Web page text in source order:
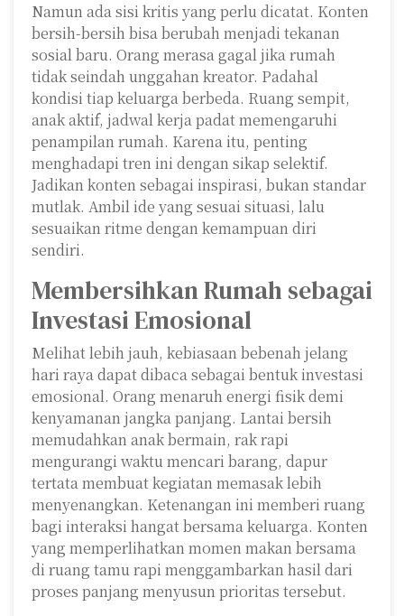
Namun ada sisi kritis yang perlu dicatat. Konten
bersih-bersih bisa berubah menjadi tekanan
sosial baru. Orang merasa gagal jika rumah
tidak seindah unggahan kreator. Padahal
kondisi tiap keluarga berbeda. Ruang sempit,
anak aktif, jadwal kerja padat memengaruhi
penampilan rumah. Karena itu, penting
menghadapi tren ini dengan sikap selektif.
Jadikan konten sebagai inspirasi, bukan standar
mutlak. Ambil ide yang sesuai situasi, lalu
sesuaikan ritme dengan kemampuan diri
sendiri.
Membersihkan Rumah sebagai
Investasi Emosional
Melihat lebih jauh, kebiasaan bebenah jelang
hari raya dapat dibaca sebagai bentuk investasi
emosional. Orang menaruh energi fisik demi
kenyamanan jangka panjang. Lantai bersih
memudahkan anak bermain, rak rapi
mengurangi waktu mencari barang, dapur
tertata membuat kegiatan memasak lebih
menyenangkan. Ketenangan ini memberi ruang
bagi interaksi hangat bersama keluarga. Konten
yang memperlihatkan momen makan bersama
di ruang tamu rapi menggambarkan hasil dari
proses panjang menyusun prioritas tersebut.